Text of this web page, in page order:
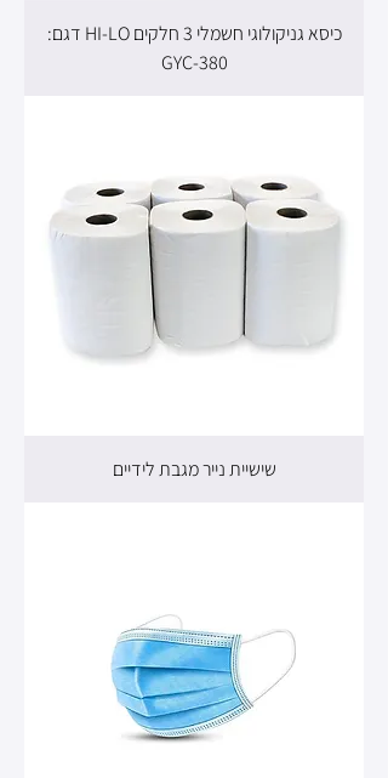
כיסא גניקולוגי חשמלי 3 חלקים HI-LO דגם:
380-GYC
שישיית נייר מגבת לידיים